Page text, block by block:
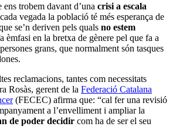
trobem davant d’una crisi a escala
vegada la població té més esperança de
se’n deriven pels quals no estem
èmfasi en la bretxa de gènere pel que fa a
grans, que normalment són tasques
reclamacions, tantes com necessitats
Rosàs, gerent de la Federació Catalana
(FECEC) afirma que: “cal fer una revisió
a l’envelliment i ampliar la
de poder decidir com ha de ser el seu